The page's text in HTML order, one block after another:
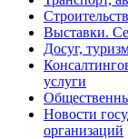
Выставки.
Досуг,
услуги
Новости
организаций